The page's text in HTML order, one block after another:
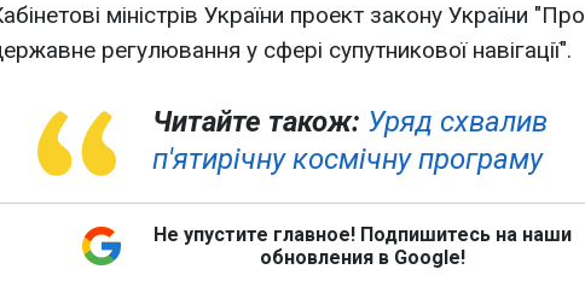
міністрів України проект закону України "Про
регулювання у сфері супутникової навігації".
Читайте також: Уряд схвалив
п'ятирічну космічну програму
Не упустите главное! Подпишитесь на наши
обновления в Google!